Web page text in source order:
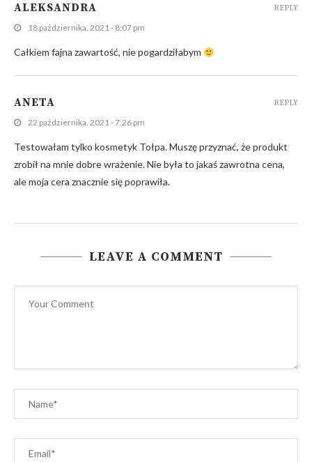
ALEKSANDRA
18 października, 2021 - 8:07 pm
Całkiem fajna zawartość, nie pogardziłabym
REPLY
ANETA
22 października, 2021 - 7:26 pm
Testowałam tylko kosmetyk Tołpa. Muszę przyznać, że produkt
zrobił na mnie dobre wrażenie. Nie była to jakaś zawrotna cena,
ale moja cera znacznie się poprawiła.
REPLY
LEAVE A COMMENT